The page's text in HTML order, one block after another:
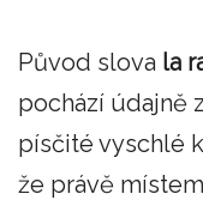
Původ slova la
pochází údajně
písčité vyschlé
že právě